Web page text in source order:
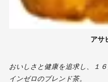
アサ
おいしさと健康を追求し、１
インゼロのブレンド茶。